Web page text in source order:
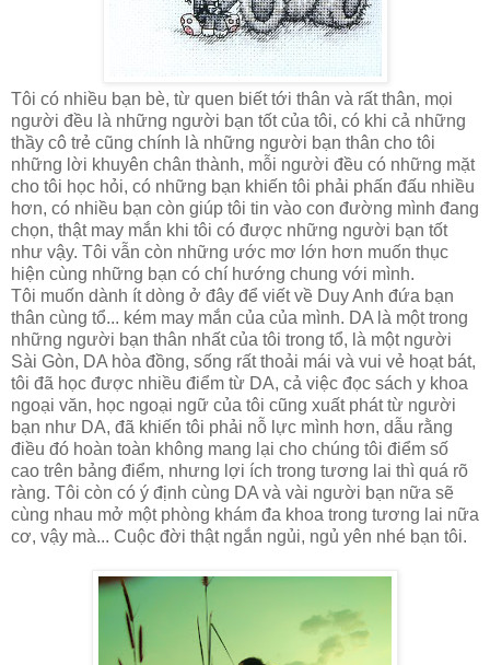
Tôi có nhiều bạn bè, từ quen biết tới thân và rất thân, mọi
người đều là những người bạn tốt của tôi, có khi cả những
thầy cô trẻ cũng chính là những người bạn thân cho tôi
những lời khuyên chân thành, mỗi người đều có những mặt
cho tôi học hỏi, có những bạn khiến tôi phải phấn đấu nhiều
hơn, có nhiều bạn còn giúp tôi tin vào con đường mình đang
chọn, thật may mắn khi tôi có được những người bạn tốt
như vậy. Tôi vẫn còn những ước mơ lớn hơn muốn thục
hiện cùng những bạn có chí hướng chung với mình.
Tôi muốn dành ít dòng ở đây để viết về Duy Anh đứa bạn
thân cùng tổ... kém may mắn của của mình. DA là một trong
những người bạn thân nhất của tôi trong tổ, là một người
Sài Gòn, DA hòa đồng, sống rất thoải mái và vui vẻ hoạt bát,
tôi đã học được nhiều điểm từ DA, cả việc đọc sách y khoa
ngoại văn, học ngoại ngữ của tôi cũng xuất phát từ người
bạn như DA, đã khiến tôi phải nỗ lực mình hơn, dẫu rằng
điều đó hoàn toàn không mang lại cho chúng tôi điểm số
cao trên bảng điểm, nhưng lợi ích trong tương lai thì quá rõ
ràng. Tôi còn có ý định cùng DA và vài người bạn nữa sẽ
cùng nhau mở một phòng khám đa khoa trong tương lai nữa
cơ, vậy mà... Cuộc đời thật ngắn ngủi, ngủ yên nhé bạn tôi.